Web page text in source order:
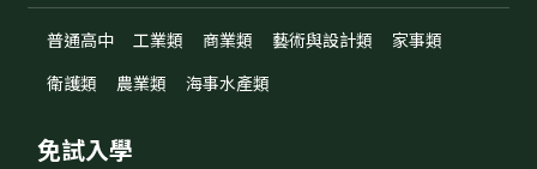
普通高中 工業類 商業類 藝術與設計類
家事類
衛護類
農業類 海事水產類
免試入學